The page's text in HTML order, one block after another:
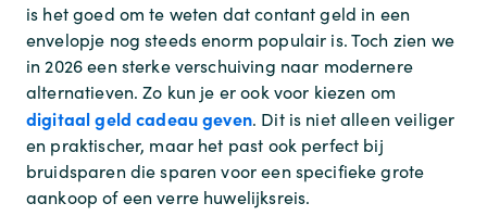
is het goed om te weten dat contant geld in een
envelopje nog steeds enorm populair is. Toch zien we
in 2026 een sterke verschuiving naar modernere
alternatieven. Zo kun je er ook voor kiezen om
digitaal geld cadeau geven. Dit is niet alleen veiliger
en praktischer, maar het past ook perfect bij
bruidsparen die sparen voor een specifieke grote
aankoop of een verre huwelijksreis.